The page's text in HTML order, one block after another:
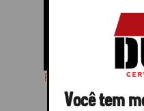
Próximo →
Você tem